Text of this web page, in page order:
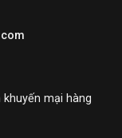
mại hàng